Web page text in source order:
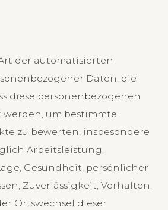
der automatisierten
Daten, die
diese personenbezogenen
um bestimmte
zu bewerten, insbesondere
Arbeitsleistung,
Gesundheit, persönlicher
Zuverlässigkeit, Verhalten,
Ortswechsel dieser